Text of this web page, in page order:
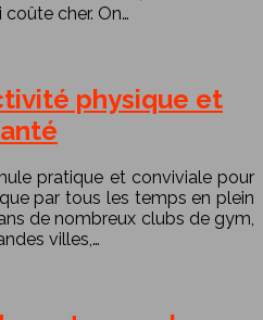
cher. On…
physique et
pratique et conviviale pour
par tous les temps en plein
de nombreux clubs de gym,
villes,…